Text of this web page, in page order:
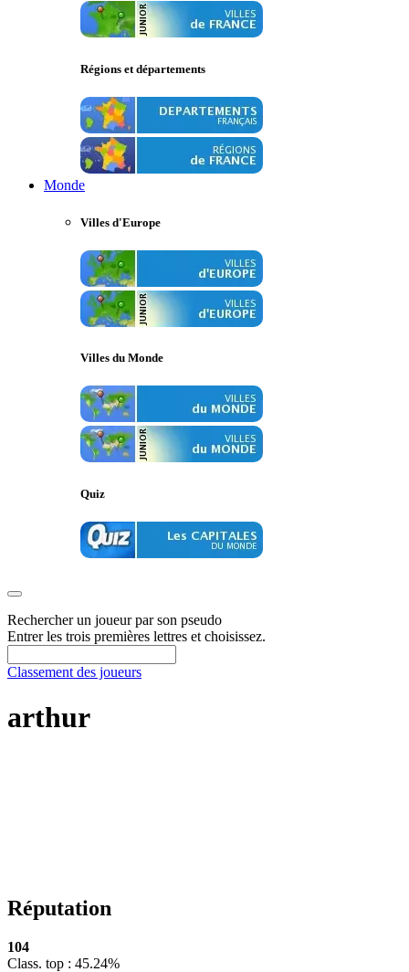
Régions et départements
Monde
Villes d'Europe
Villes du Monde
Quiz
Rechercher un joueur par son pseudo
Entrer les trois premières lettres et choisissez.
Classement des joueurs
arthur
Réputation
104
Class. top : 45.24%